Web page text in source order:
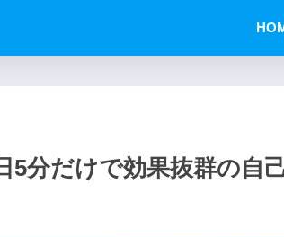
5分だけで効果抜群の自